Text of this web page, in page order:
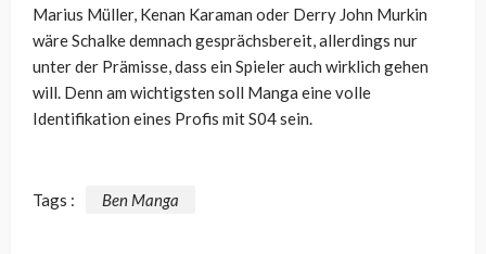
Marius Müller, Kenan Karaman oder Derry John Murkin
wäre Schalke demnach gesprächsbereit, allerdings nur
unter der Prämisse, dass ein Spieler auch wirklich gehen
will. Denn am wichtigsten soll Manga eine volle
Identifikation eines Profis mit S04 sein.
Tags : Ben Manga